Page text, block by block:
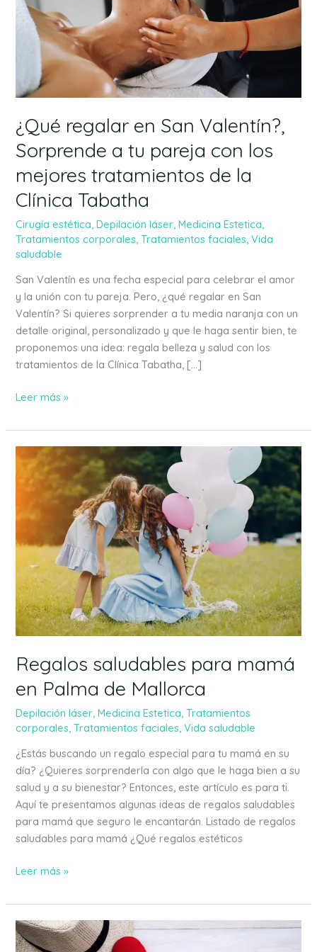
¿Qué regalar en San Valentín?,
Sorprende a tu pareja con los
mejores tratamientos de la
Clínica Tabatha
Cirugía estética,Depilación láser,Medicina Estetica,
Tratamientos corporales,Tratamientos faciales,Vida
saludable
San Valentín es una fecha especial para celebrar el amor
y la unión con tu pareja. Pero, ¿qué regalar en San
Valentín? Si quieres sorprender a tu media naranja con un
detalle original, personalizado y que le haga sentir bien, te
proponemos una idea: regala belleza y salud con los
tratamientos de la Clínica Tabatha, […]
pareja
los
mejores
tratamientos
de
la
Clínica
Tabatha
Leer más »
Regalos saludables para mamá
en Palma de Mallorca
Depilación láser ,Medicina Estetica ,Tratamientos
corporales ,Tratamientos faciales ,Vida saludable
¿Estás buscando un regalo especial para tu mamá en su
día? ¿Quieres sorprenderla con algo que le haga bien a su
salud y a su bienestar? Entonces, este artículo es para ti.
Aquí te presentamos algunas ideas de regalos saludables
para mamá que seguro le encantarán. Listado de regalos
saludables para mamá ¿Qué regalos estéticos
Regalos
saludables
mamá
en
Palma
de
Mallorca
Leer más »
¿Qué
regalarle